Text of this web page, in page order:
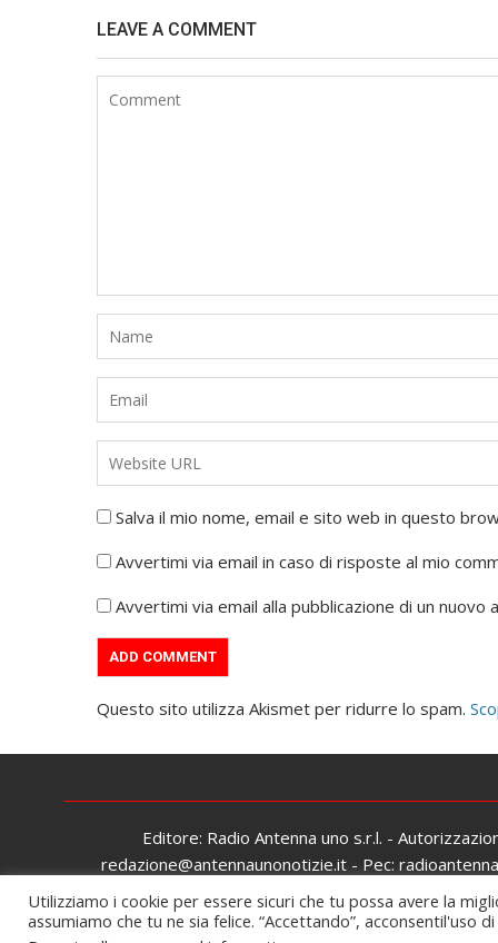
LEAVE A COMMENT
Salva il mio nome, email e sito web in questo
Avvertimi via email in caso di risposte al mio
Avvertimi via email alla pubblicazione di un nuovo
Questo sito utilizza Akismet per ridurre lo spam.
Editore: Radio Antenna uno s.r.l. -
redazione@antennaunonotizie.it - Pec:
Utilizziamo i cookie per essere sicuri che tu possa avere la
assumiamo che tu ne sia felice. “Accettando”, acconsentil'uso